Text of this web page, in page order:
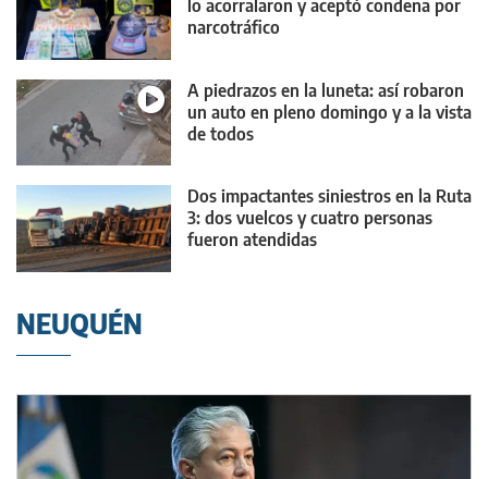
lo acorralaron y aceptó condena por
narcotráfico
A piedrazos en la luneta: así robaron
un auto en pleno domingo y a la vista
de todos
Dos impactantes siniestros en la Ruta
3: dos vuelcos y cuatro personas
fueron atendidas
NEUQUÉN